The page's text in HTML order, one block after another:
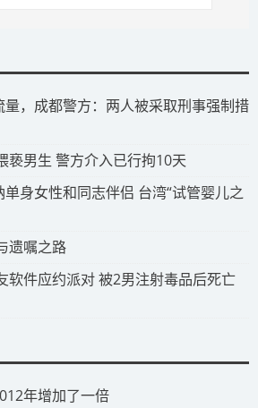
量，成都警方：两人被采取刑事强制措
亵男生 警方介入已行拘10天
单身女性和同志伴侣 台湾“试管婴儿之
遗嘱之路
软件应约派对 被2男注射毒品后死亡
年增加了一倍